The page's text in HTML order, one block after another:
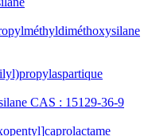
CAS : 15129-36-9